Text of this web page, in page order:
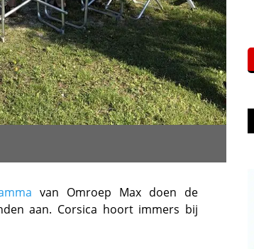
van Omroep Max doen de
aan. Corsica hoort immers bij